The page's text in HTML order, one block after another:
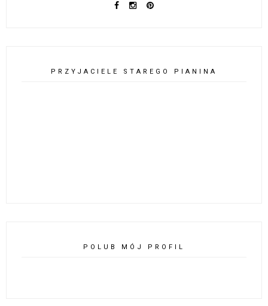
PRZYJACIELE STAREGO PIANINA
POLUB MÓJ PROFIL